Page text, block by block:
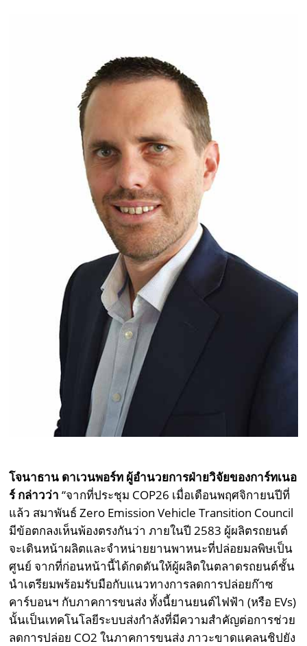
โจนาธาน ดาเวนพอร์ท ผู้อำนวยการฝ่ายวิจัยของการ์ทเนอ
ร์ กล่าวว่า “จากที่ประชุม COP26 เมื่อเดือนพฤศจิกายนปีที่
แล้ว สมาพันธ์ Zero Emission Vehicle Transition Council
มีข้อตกลงเห็นพ้องตรงกันว่า ภายในปี 2583 ผู้ผลิตรถยนต์
จะเดินหน้าผลิตและจำหน่ายยานพาหนะที่ปล่อยมลพิษเป็น
ศูนย์ จากที่ก่อนหน้านี้ได้กดดันให้ผู้ผลิตในตลาดรถยนต์ชั้น
นำเตรียมพร้อมรับมือกับแนวทางการลดการปล่อยก๊าซ
คาร์บอนฯ กับภาคการขนส่ง ทั้งนี้ยานยนต์ไฟฟ้า (หรือ EVs)
นั้นเป็นเทคโนโลยีระบบส่งกำลังที่มีความสำคัญต่อการช่วย
ลดการปล่อย CO2 ในภาคการขนส่ง ภาวะขาดแคลนชิปยัง